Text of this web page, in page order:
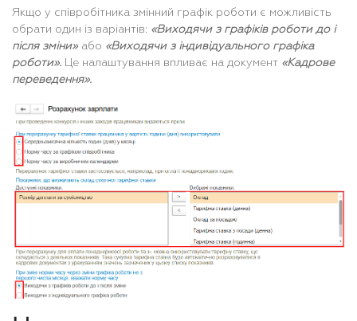
Якщо у співробітника змінний графік роботи є можливість
обрати один із варіантів: «Виходячи з графіків роботи до і
після зміни» або «Виходячи з індивідуального графіка
роботи». Це налаштування впливає на документ «Кадрове
переведення».